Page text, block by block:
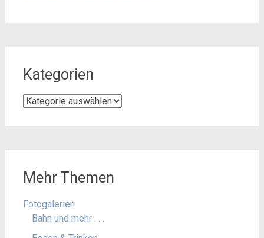
Kategorien
Kategorien
Mehr Themen
Fotogalerien
Bahn und mehr . . .